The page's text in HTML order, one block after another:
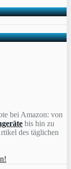
bei Amazon: von
bis hin zu
des täglichen